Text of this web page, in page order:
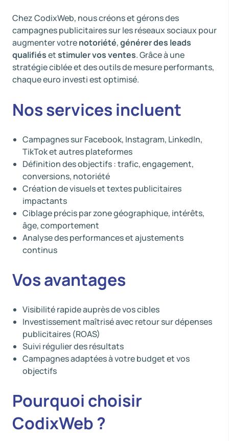
Chez CodixWeb, nous créons et gérons des
campagnes publicitaires sur les réseaux sociaux pour
augmenter votrenotoriété,générer des leads
qualifiésetstimuler vos ventes. Grâce à une
stratégie ciblée et des outils de mesure performants,
chaque euro investi est optimisé.
Nos services incluent
Campagnes sur Facebook, Instagram, LinkedIn,
TikTok et autres plateformes
Définition des objectifs : trafic, engagement,
conversions, notoriété
Création de visuels et textes publicitaires
impactants
Ciblage précis par zone géographique, intérêts,
âge, comportement
Analyse des performances et ajustements
continus
Vos avantages
Visibilité rapide auprès de vos cibles
Investissement maîtrisé avec retour sur dépenses
publicitaires (ROAS)
Suivi régulier des résultats
Campagnes adaptées à votre budget et vos
objectifs
Pourquoi choisir
CodixWeb ?